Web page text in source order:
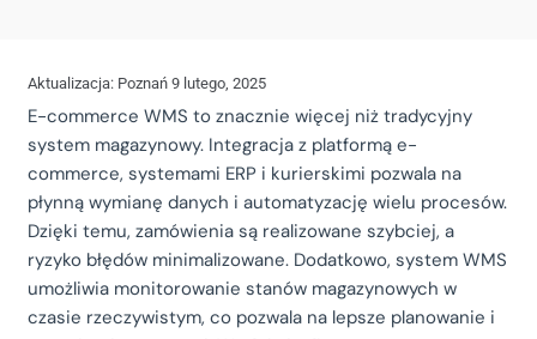
Aktualizacja: Poznań 9 lutego, 2025
E-commerce WMS to znacznie więcej niż tradycyjny
system magazynowy. Integracja z platformą e-
commerce, systemami ERP i kurierskimi pozwala na
płynną wymianę danych i automatyzację wielu procesów.
Dzięki temu, zamówienia są realizowane szybciej, a
ryzyko błędów minimalizowane. Dodatkowo, system WMS
umożliwia monitorowanie stanów magazynowych w
czasie rzeczywistym, co pozwala na lepsze planowanie i